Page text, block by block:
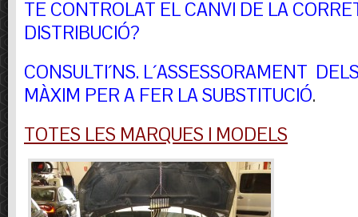
TE CONTROLAT EL CANVI DE LA
DISTRIBUCIÓ?
CONSULTI´NS. L´ASSESSORAMENT
MÀXIM PER A FER LA SUBSTITUCIÓ.
TOTES LES MARQUES I MODELS